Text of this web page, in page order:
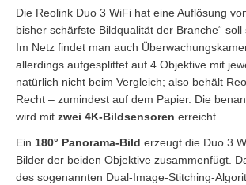
Die Reolink Duo 3 WiFi hat eine Auflösung
bisher schärfste Bildqualität der Branche“
Im Netz findet man auch
allerdings aufgesplittet auf 4 Objektive mit
natürlich nicht beim Vergleich; also behält
Recht – zumindest auf dem Papier. Die
wird mit zwei 4K-Bildsensoren erreicht.
Ein 180° Panorama-Bild erzeugt die Duo 3
Bilder der beiden Objektive zusammenfügt.
des sogenannten Dual-Image-Stitching-